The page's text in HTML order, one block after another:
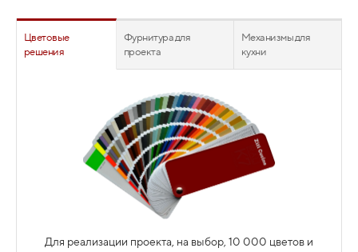
Цветовые
решения
Фурнитура для
проекта
Механизмы для
кухни
Для реализации проекта, на выбор, 10 000 цветов и
Для каждого проекта индивидуально подбирается
фурнитура. От петель и ручек до автоматических серво-
приводных механизмов. С учетом бюджета и
потребностей владельца. Вы не переплачиваете за
фурнитуру при заказе. Объёмы и специальные условия
фабрики позволяют нам дать заказчику адекватную цену
на комплектующие австрийских, немецких, итальянских и
российских производителей. Все прозрачно.